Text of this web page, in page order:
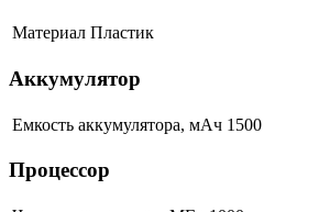
Материал Пластик
Аккумулятор
Емкость аккумулятора, мАч 1500
Процессор